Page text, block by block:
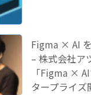
Figma × AI
– 株式会社ア
「Figma ×
タープライズ